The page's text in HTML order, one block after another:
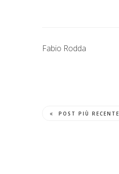
Fabio Rodda
POST PIÙ RECENTE